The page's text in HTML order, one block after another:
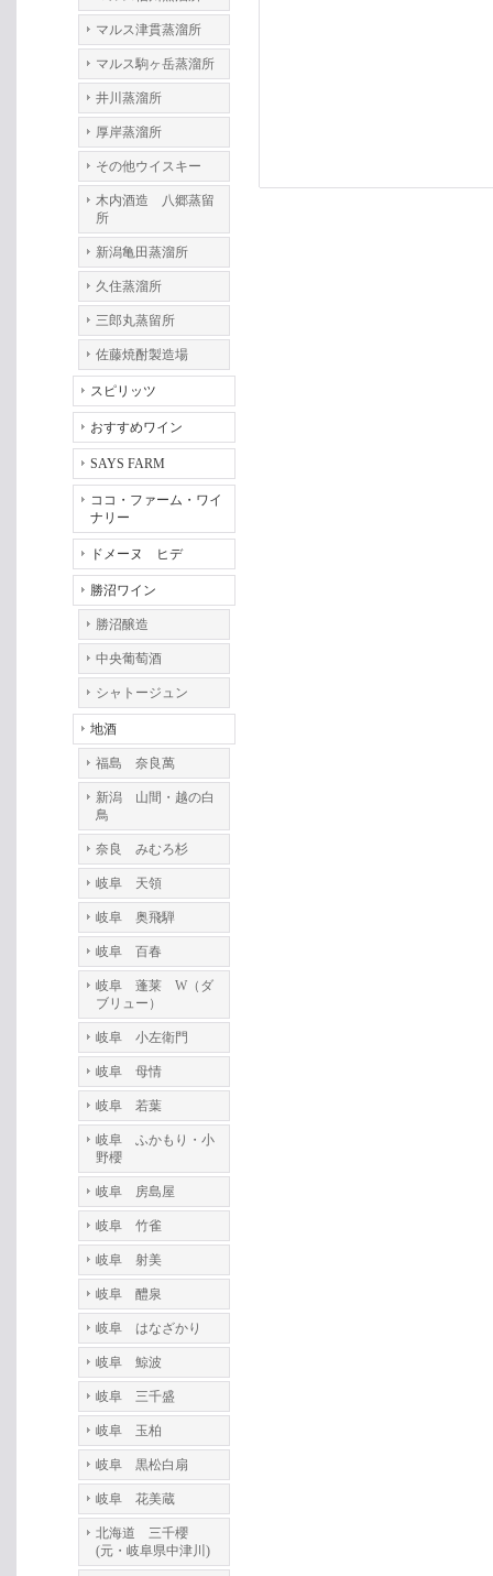
マルス津貫蒸溜所
マルス駒ヶ岳蒸溜所
井川蒸溜所
厚岸蒸溜所
その他ウイスキー
木内酒造 八郷蒸留
所
新潟亀田蒸溜所
久住蒸溜所
三郎丸蒸留所
佐藤焼酎製造場
スピリッツ
おすすめワイン
SAYS FARM
ココ・ファーム・ワイ
ナリー
ドメーヌ ヒデ
勝沼ワイン
勝沼醸造
中央葡萄酒
シャトージュン
地酒
福島 奈良萬
新潟 山間・越の白
鳥
奈良 みむろ杉
岐阜 天領
岐阜 奥飛騨
岐阜 百春
岐阜 蓬莱 W（ダ
ブリュー）
岐阜 小左衛門
岐阜 母情
岐阜 若葉
岐阜 ふかもり・小
野櫻
岐阜 房島屋
岐阜 竹雀
岐阜 射美
岐阜 醴泉
岐阜 はなざかり
岐阜 鯨波
岐阜 三千盛
岐阜 玉柏
岐阜 黒松白扇
岐阜 花美蔵
北海道 三千櫻
(元・岐阜県中津川)